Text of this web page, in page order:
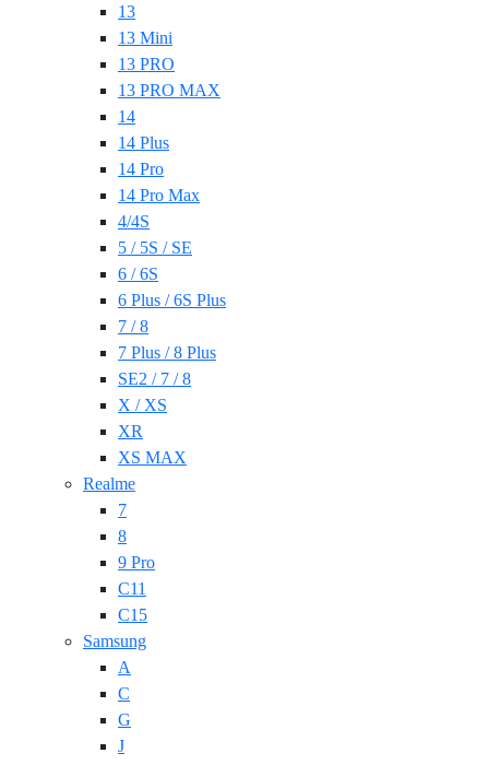
13
13 Mini
13 PRO
13 PRO MAX
14
14 Plus
14 Pro
14 Pro Max
4/4S
5 / 5S / SE
6 / 6S
6 Plus / 6S Plus
7 / 8
7 Plus / 8 Plus
SE2 / 7 / 8
X / XS
XR
XS MAX
Realme
7
8
9 Pro
C11
C15
Samsung
A
C
G
J